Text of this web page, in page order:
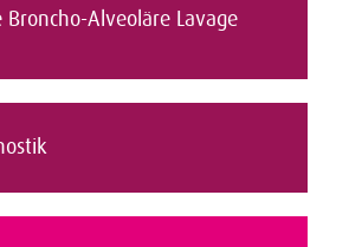
Broncho-Alveoläre Lavage